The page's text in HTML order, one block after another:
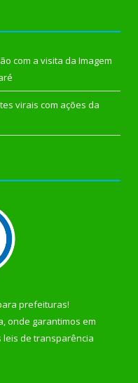
com a visita da Imagem
virais com ações da
prefeituras!
onde garantimos em
leis de transparência